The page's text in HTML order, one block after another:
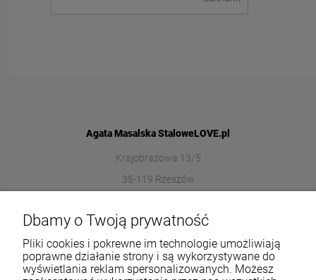
Agata Masalska StaloweLOVE.pl
Krajobrazowa 13/5
35-119 Rzeszów
572989669
Informacje
Dbamy o Twoją prywatność
Pliki cookies i pokrewne im technologie umożliwiają
poprawne działanie strony i są wykorzystywane do
wyświetlania reklam spersonalizowanych. Możesz